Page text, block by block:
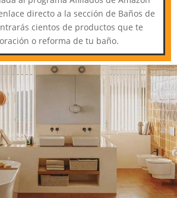
directo a la sección de Baños de
cientos de productos que te
o reforma de tu baño.